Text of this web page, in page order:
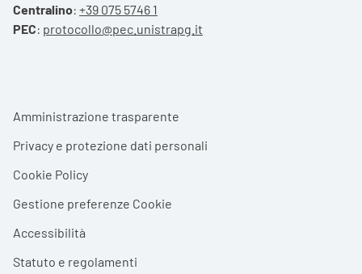
Centralino: +39 075 5746 1
PEC: protocollo@pec.unistrapg.it
Footer menu
Amministrazione trasparente
Privacy e protezione dati personali
Cookie Policy
Gestione preferenze Cookie
Accessibilità
Statuto e regolamenti